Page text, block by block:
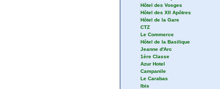
Hôtel des Vosges
Hôtel des XII Apôtres
Hôtel de la Gare
CTZ
Le Commerce
Hôtel de la Basilique
Jeanne d'Arc
1ère Classe
Azur Hotel
Campanile
Le Carabas
Ibis